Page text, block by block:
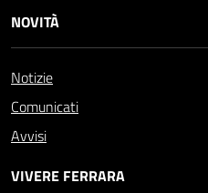
NOVITÀ
Notizie
Comunicati
Avvisi
VIVERE FERRARA